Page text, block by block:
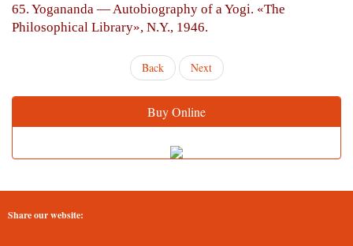
65. Yogananda — Autobiography of a Yogi. «The
Philosophical Library», N.Y., 1946.
Back Next
Buy Online
Share our website: